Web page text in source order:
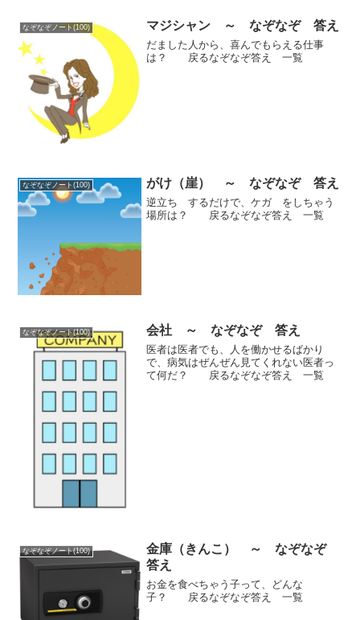
なぞなぞノート(100) マジシャン ～ なぞなぞ 答え
だました人から、喜んでもらえる仕事
は？ 戻るなぞなぞ答え 一覧
なぞなぞノート(100) がけ（崖） ～ なぞなぞ 答え
逆立ち するだけで、ケガ をしちゃう
場所は？ 戻るなぞなぞ答え 一覧
なぞなぞノート(100) 会社 ～ なぞなぞ 答え
医者は医者でも、人を働かせるばかり
で、病気はぜんぜん見てくれない医者っ
て何だ？ 戻るなぞなぞ答え 一覧
なぞなぞノート(100)
金庫（きんこ） ～ なぞなぞ
答え
お金を食べちゃう子って、どんな
子？ 戻るなぞなぞ答え 一覧